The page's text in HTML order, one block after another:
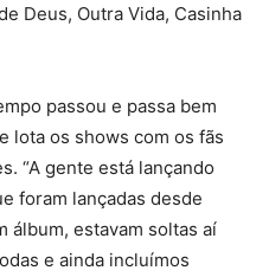
Deus, Outra Vida, Casinha
passou e passa bem
lota os shows com os fãs
“A gente está lançando
foram lançadas desde
álbum, estavam soltas aí
e ainda incluímos